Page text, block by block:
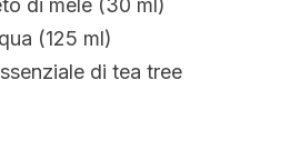
di mele (30 ml)
(125 ml)
di tea tree